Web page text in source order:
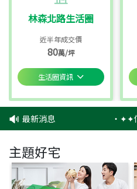
林森北路生活圈
近半年成交價
80萬/坪
生活圈資訊
最新消息 ‧✦✦信
主題好宅